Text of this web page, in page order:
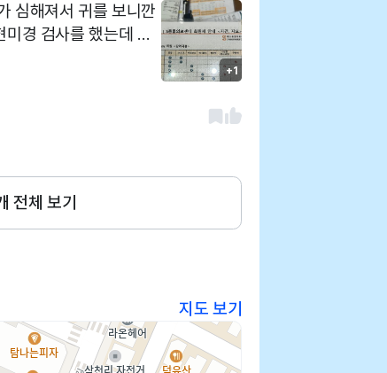
심해져서 귀를 보니깐
경 검사를 했는데 곰
해서 귀 세정제와 귀
+1
전체 보기
지도 보기